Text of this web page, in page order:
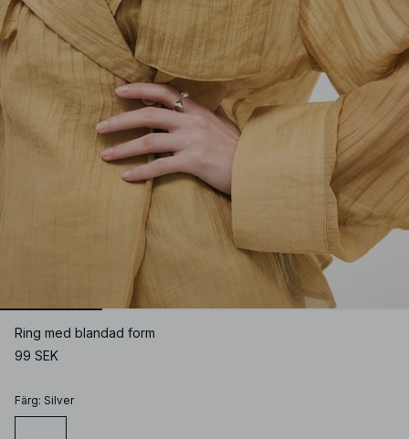
Ring med blandad form
99 SEK
Färg: Silver